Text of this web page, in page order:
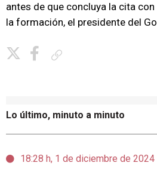
antes de que concluya la cita
la formación, el presidente del
Lo último, minuto a minuto
18:28 h, 1 de diciembre de 2024